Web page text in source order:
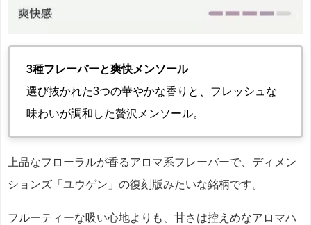
3種フレーバーと爽快メンソール
選び抜かれた3つの華やかな香りと、フレッシュな
味わいが調和した贅沢メンソール。
上品なフローラルが香るアロマ系フレーバーで、ディメン
ションズ「ユウゲン」の復刻版みたいな銘柄です。
フルーティーな吸い心地よりも、甘さは控えめなアロマハ